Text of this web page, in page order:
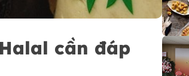
cần đáp